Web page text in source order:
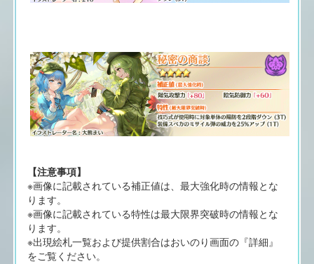
【注意事項】
※画像に記載されている補正値は、最大強化時の情報とな
ります。
※画像に記載されている特性は最大限界突破時の情報とな
ります。
※出現絵札一覧および提供割合はおいのり画面の『詳細』
をご覧ください。